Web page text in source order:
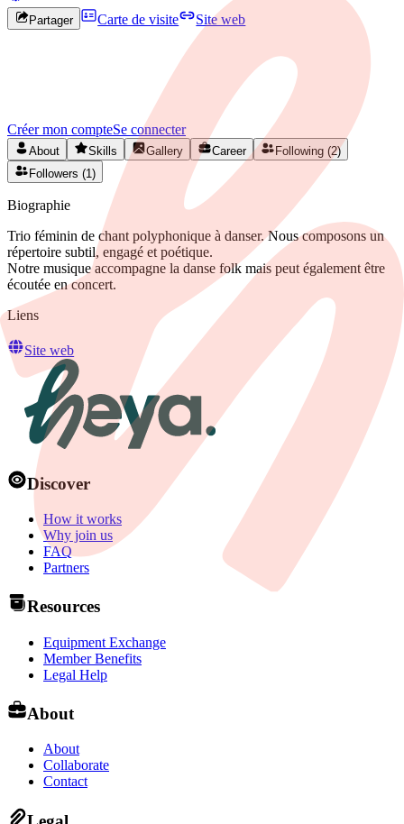
Partager Carte de visite Site web
Rejoignez HEYA pour contacter
Créez votre profil gratuitement et développez votre réseau artistique
Créer mon compteSe connecter
About Skills Gallery Career
Following (2)
Followers (1)
Biographie
Trio féminin de chant polyphonique à danser. Nous composons un
répertoire subtil, engagé et poétique.
Notre musique accompagne la danse folk mais peut également être
écoutée en concert.
Liens
Site web
Discover
How it works
Why join us
FAQ
Partners
Resources
Equipment Exchange
Member Benefits
Legal Help
About
About
Collaborate
Contact